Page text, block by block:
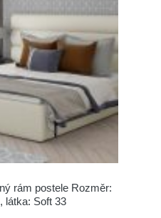
rám postele Rozměr:
látka: Soft 33